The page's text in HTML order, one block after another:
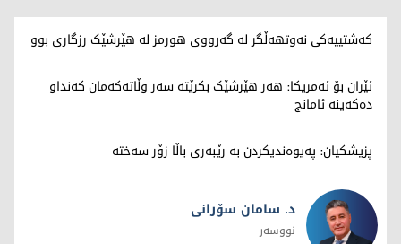
کەشتییەکی نەوتهەڵگر لە گەرووی هورمز لە هێرشێک رزگاری بوو
ئێران بۆ ئەمریکا: هەر هێرشێک بکرێتە سەر وڵاتەکەمان کەنداو
دەکەینە ئامانج
پزیشکیان: پەیوەندیکردن بە رێبەری باڵا زۆر سەختە
د. سامان سۆرانی
نووسەر